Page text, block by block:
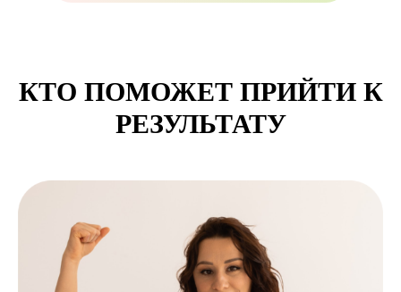
КТО ПОМОЖЕТ ПРИЙТИ К
РЕЗУЛЬТАТУ